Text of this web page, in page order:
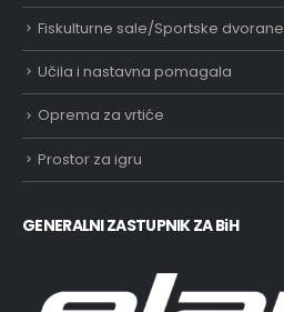
Fiskulturne sale/Sportske dvorane
Učila i nastavna pomagala
Oprema za vrtiće
Prostor za igru
GENERALNI ZASTUPNIK ZA BiH